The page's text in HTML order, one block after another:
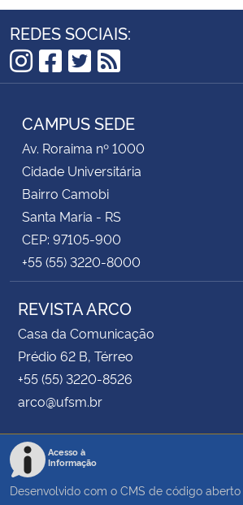
REDES SOCIAIS:
Instagram
Facebook
Twitter
RSS
CAMPUS SEDE
Av. Roraima nº 1000
Cidade Universitária
Bairro Camobi
Santa Maria - RS
CEP: 97105-900
+55 (55) 3220-8000
REVISTA ARCO
Casa da Comunicação
Prédio 62 B, Térreo
+55 (55) 3220-8526
arco@ufsm.br
Acesso à
Informação
Desenvolvido com o CMS de código aberto